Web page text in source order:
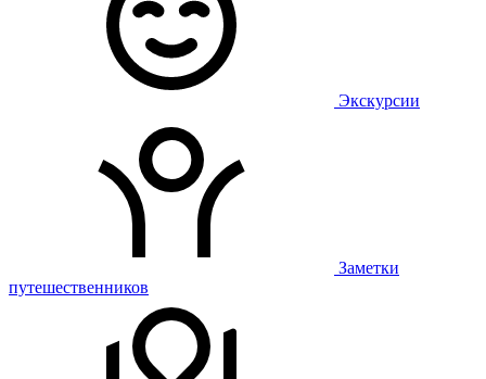
Экскурсии
Заметки
путешественников